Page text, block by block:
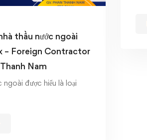
thầu nước ngoài
– Foreign Contractor
Nam
ngoài được hiểu là loại